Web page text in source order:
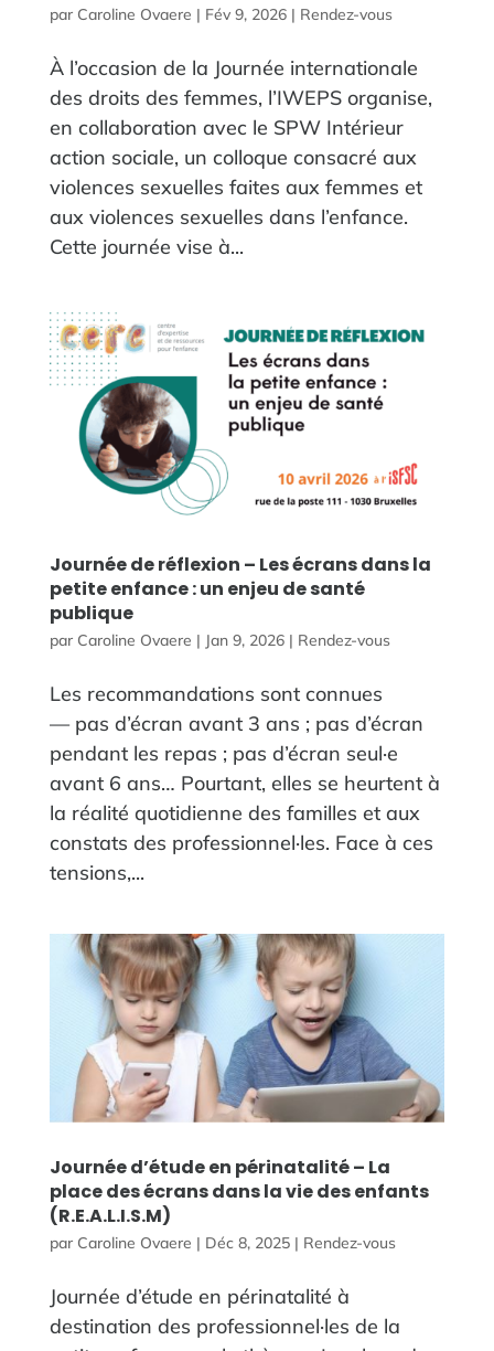
par Caroline Ovaere | Fév 9, 2026| Rendez-vous
À l’occasion de la Journée internationale
des droits des femmes, l’IWEPS organise,
en collaboration avec le SPW Intérieur
action sociale, un colloque consacré aux
violences sexuelles faites aux femmes et
aux violences sexuelles dans l’enfance.
Cette journée vise à...
Journée de réflexion – Les écrans dans la
petite enfance : un enjeu de santé
publique
par Caroline Ovaere | Jan 9, 2026| Rendez-vous
Les recommandations sont connues
— pas d’écran avant 3 ans ; pas d’écran
pendant les repas ; pas d’écran seul·e
avant 6 ans… Pourtant, elles se heurtent à
la réalité quotidienne des familles et aux
constats des professionnel·les. Face à ces
tensions,...
Journée d’étude en périnatalité – La
place des écrans dans la vie des enfants
(R.E.A.L.I.S.M)
par Caroline Ovaere | Déc 8, 2025| Rendez-vous
Journée d’étude en périnatalité à
destination des professionnel·les de la